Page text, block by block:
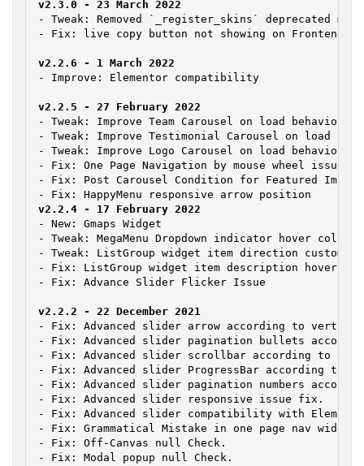
- Tweak: Removed `_register_skins` deprecated
- Tweak: Improve Team Carousel on load behavior
- Tweak: Improve Testimonial Carousel on load
- Tweak: Improve Logo Carousel on load behavior
- Fix: One Page Navigation by mouse wheel issue
- Fix: Post Carousel Condition for Featured Image
- New: Gmaps Widget
- Tweak: MegaMenu Dropdown indicator hover color
- Tweak: ListGroup widget item direction custom
- Fix: ListGroup widget item description hover
- Fix: Advanced slider arrow according to
- Fix: Advanced slider pagination bullets
- Fix: Advanced slider scrollbar according to
- Fix: Advanced slider ProgressBar according to
- Fix: Advanced slider pagination numbers
- Fix: Advanced slider responsive issue fix.
- Fix: Advanced slider compatibility with
- Fix: Grammatical Mistake in one page nav widget.
- Fix: Off-Canvas null Check.
- Fix: Modal popup null Check.